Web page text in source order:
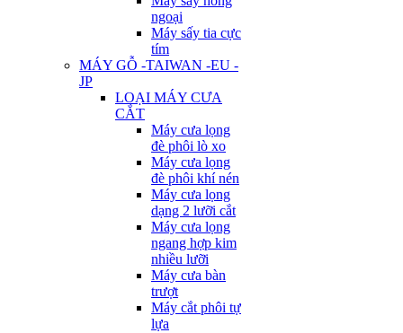
ngoại
Máy sấy tia cực
tím
MÁY GỖ -TAIWAN -EU -
JP
LOẠI MÁY CƯA
CẮT
Máy cưa lọng
đè phôi lò xo
Máy cưa lọng
đè phôi khí nén
Máy cưa lọng
dạng 2 lưỡi cắt
Máy cưa lọng
ngang hợp kim
nhiều lưỡi
Máy cưa bàn
trượt
Máy cắt phôi tự
lựa